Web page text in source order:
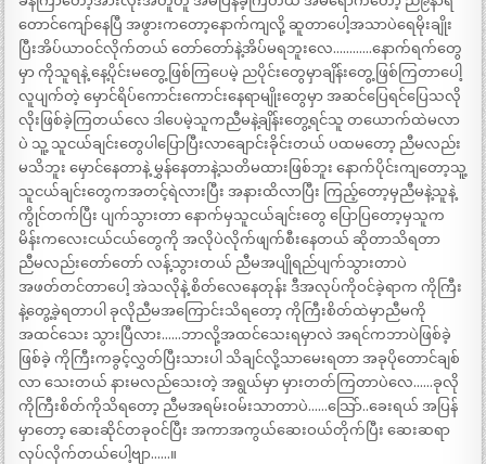
တောင်ကျော်နေပြီ အဖွားကတော့နောက်ကျလို့ ဆူတာပေါ့အသာပဲရေမိုးချိုး
ပြီးအိပ်ယာဝင်လိုက်တယ် တော်တော်နဲ့အိပ်မရဘူးလေ…………နောက်ရက်တွေ
မှာ ကိုသူရနဲ့ နေ့ပိုင်းမတွေ့ဖြစ်ကြပေမဲ့ ညပိုင်းတွေမှာချိန်းတွေ့ဖြစ်ကြတာပေါ့
လူပျက်တဲ့ မှောင်ရိပ်ကောင်းကောင်းနေရာမျိုးတွေမှာ အဆင်ပြေရင်ပြေသလို
လိုးဖြစ်ခဲ့ကြတယ်လေ ဒါပေမဲ့သူကညီမနဲ့ချိန်းတွေ့ရင်သူ တယောက်ထဲမလာ
ပဲ သူ့ သူငယ်ချင်းတွေပါပြောပြီးလာချောင်းခိုင်းတယ် ပထမတော့ ညီမလည်း
မသိဘူး မှောင်နေတာနဲ့ မွှန်နေတာနဲ့သတိမထားဖြစ်ဘူး နောက်ပိုင်းကျတော့သူ့
သူငယ်ချင်းတွေကအတင့်ရဲလားပြီး အနားထိလာပြီး ကြည့်တော့မှညီမနဲ့သူနဲ့
ကွိုင်တက်ပြီး ပျက်သွားတာ နောက်မှသူငယ်ချင်းတွေ ပြောပြတော့မှသူက
မိန်းကလေးငယ်ငယ်တွေကို အလိုပဲလိုက်ဖျက်စီးနေတယ် ဆိုတာသိရတာ
ညီမလည်းတော်တော် လန့်သွားတယ် ညီမအပျိုရည်ပျက်သွားတာပဲ
အဖတ်တင်တာပေါ့ အဲသလိုနဲ့ စိတ်လေနေတုန်း ဒီအလုပ်ကိုဝင်ခဲ့ရာက ကိုကြီး
နဲ့တွေ့ခဲ့ရတာပါ ခုလိုညီမအကြောင်းသိရတော့ ကိုကြီးစိတ်ထဲမှာညီမကို
အထင်သေး သွားပြီလား……ဘာလို့အထင်သေးရမှာလဲ အရင်ကဘာပဲဖြစ်ခဲ့
ဖြစ်ခဲ့ ကိုကြီးကခွင့်လွှတ်ပြီးသားပါ သိချင်လို့သာမေးရတာ အခုပိုတောင်ချစ်
လာ သေးတယ် နားမလည်သေးတဲ့ အရွယ်မှာ မှားတတ်ကြတာပဲလေ……ခုလို
ကိုကြီးစိတ်ကိုသိရတော့ ညီမအရမ်းဝမ်းသာတာပဲ……သြော်..ခေးရယ် အပြန်
မှာတော့ ဆေးဆိုင်တခုဝင်ပြီး အကာအကွယ်ဆေးဝယ်တိုက်ပြီး ဆေးဆရာ
လုပ်လိုက်တယ်ပေါ့ဗျာ……။